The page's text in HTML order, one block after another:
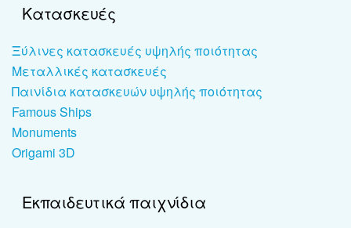
Κατασκευές
Ξύλινες κατασκευές υψηλής ποιότητας
Μεταλλικές κατασκευές
Παινίδια κατασκευών υψηλής ποιότητας
Famous Ships
Monuments
Origami 3D
Εκπαιδευτικά παιχνίδια